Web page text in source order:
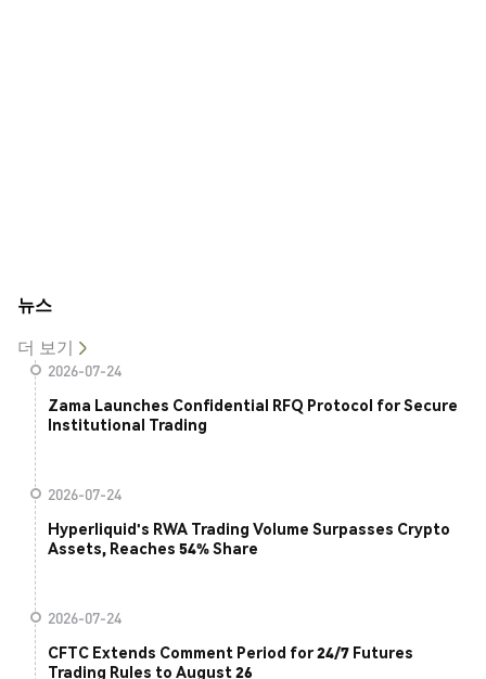
뉴스
더 보기
2026-07-24
Zama Launches Confidential RFQ Protocol for Secure
Institutional Trading
2026-07-24
Hyperliquid's RWA Trading Volume Surpasses Crypto
Assets, Reaches 54% Share
2026-07-24
CFTC Extends Comment Period for 24/7 Futures
Trading Rules to August 26